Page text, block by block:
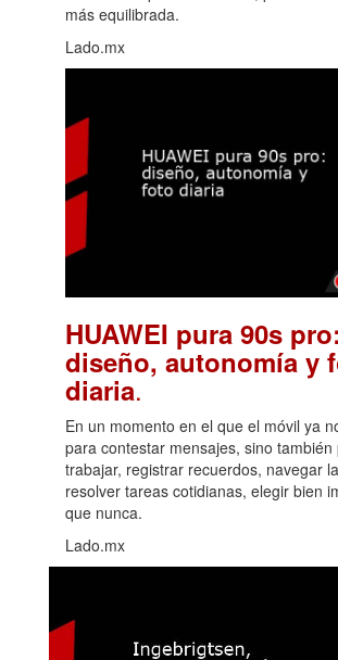
más equilibrada.
Lado.mx
HUAWEI pura 90s pro:
diseño, autonomía y
diaria.
En un momento en el que el móvil ya
para contestar mensajes, sino también
trabajar, registrar recuerdos, navegar
resolver tareas cotidianas, elegir bien
que nunca.
Lado.mx